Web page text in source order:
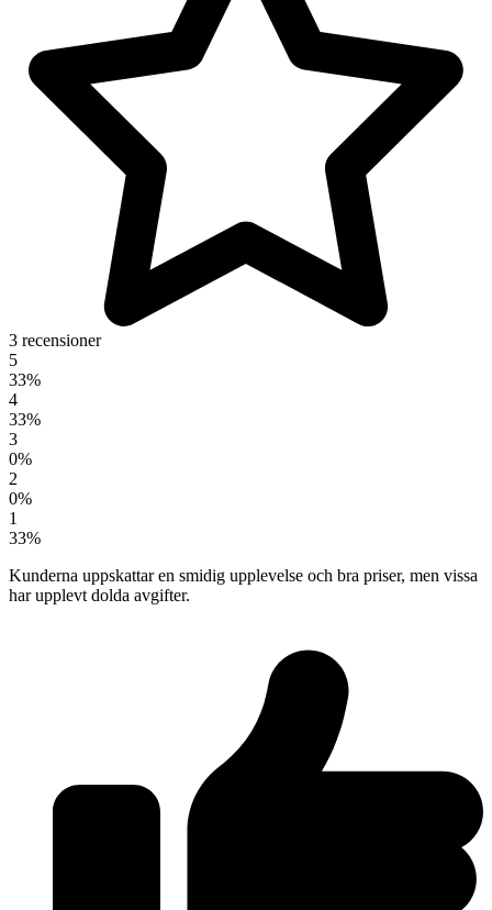
3 recensioner
5
33%
4
33%
3
0%
2
0%
1
33%
Kunderna uppskattar en smidig upplevelse och bra priser, men vissa
har upplevt dolda avgifter.